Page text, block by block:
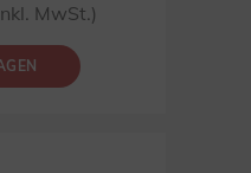
MwSt.)